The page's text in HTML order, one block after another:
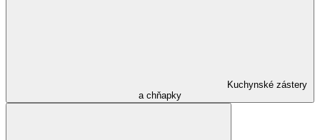
Kuchynské zástery
a chňapky